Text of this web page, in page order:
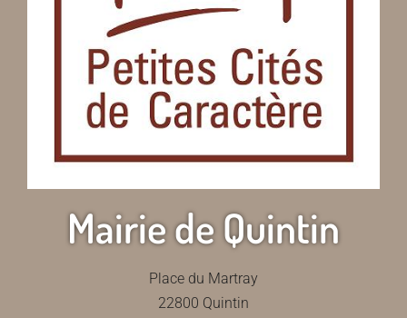
Mairie de Quintin
Place du Martray
22800 Quintin